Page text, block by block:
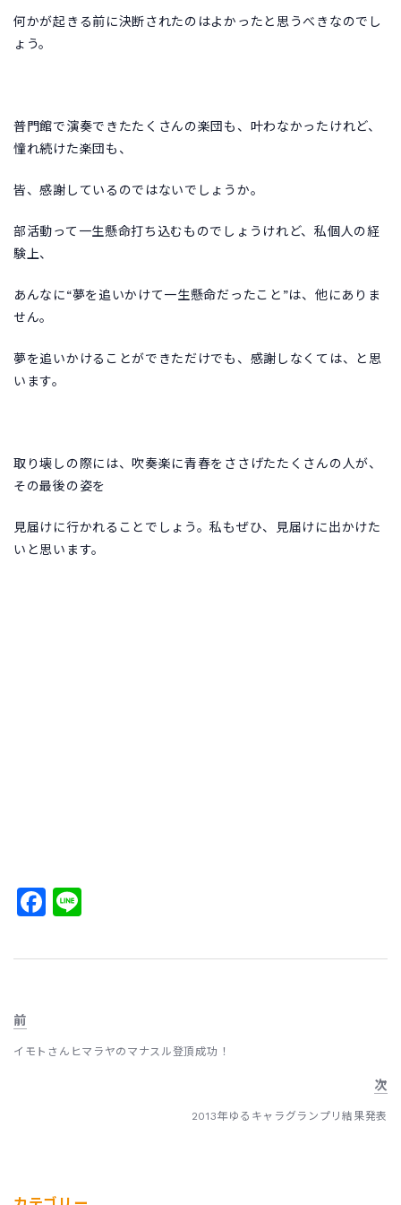
何かが起きる前に決断されたのはよかったと思うべきなのでし
ょう。
普門館で演奏できたたくさんの楽団も、叶わなかったけれど、
憧れ続けた楽団も、
皆、感謝しているのではないでしょうか。
部活動って一生懸命打ち込むものでしょうけれど、私個人の経
験上、
あんなに“夢を追いかけて一生懸命だったこと”は、他にありま
せん。
夢を追いかけることができただけでも、感謝しなくては、と思
います。
取り壊しの際には、吹奏楽に青春をささげたたくさんの人が、
その最後の姿を
見届けに行かれることでしょう。私もぜひ、見届けに出かけた
いと思います。
Facebook
前
イモトさんヒマラヤのマナスル登頂成功！
次
2013年ゆるキャラグランプリ結果発表